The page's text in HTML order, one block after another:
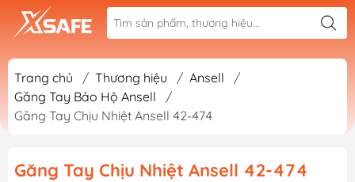
Trang chủ / Thương hiệu / Ansell
/
Găng Tay Bảo Hộ Ansell
/
Găng Tay Chịu Nhiệt Ansell 42-474
Găng Tay Chịu Nhiệt Ansell 42-474